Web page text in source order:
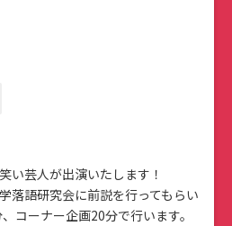
い芸人が出演いたします！
落語研究会に前説を行ってもらい
コーナー企画20分で行います。